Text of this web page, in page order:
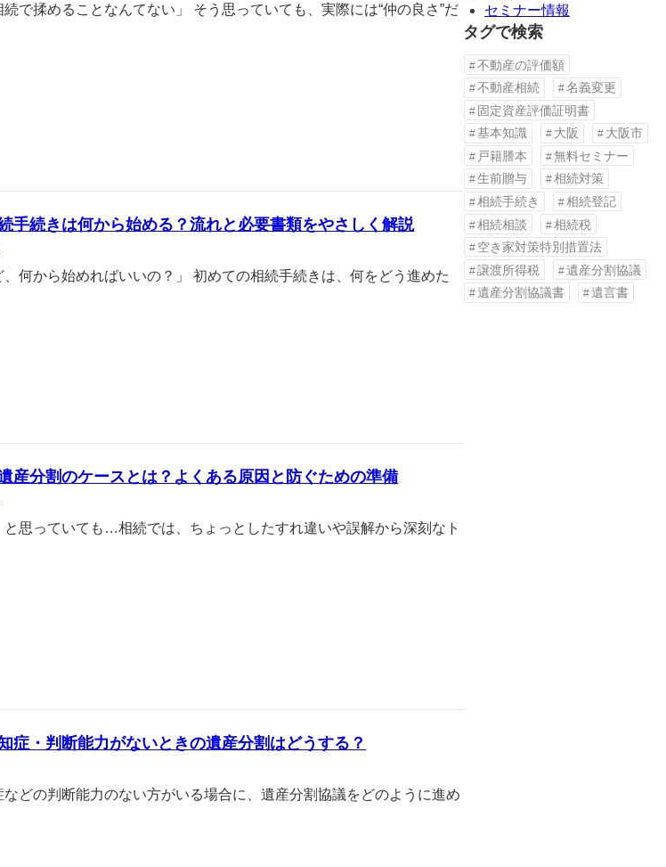
続で揉めることなんてない」 そう思っていても、実際には“仲の良さ”だ
手続きは何から始める？流れと必要書類をやさしく解説
、何から始めればいいの？」 初めての相続手続きは、何をどう進めた
産分割のケースとは？よくある原因と防ぐための準備
と思っていても…相続では、ちょっとしたすれ違いや誤解から深刻なト
症・判断能力がないときの遺産分割はどうする？
どの判断能力のない方がいる場合に、遺産分割協議をどのように進め
セミナー情報
タグで検索
不動産の評価額
不動産相続
名義変更
固定資産評価証明書
基本知識
大阪
大阪市
戸籍謄本
無料セミナー
生前贈与
相続対策
相続手続き
相続登記
相続相談
相続税
空き家対策特別措置法
譲渡所得税
遺産分割協議
遺産分割協議書
遺言書